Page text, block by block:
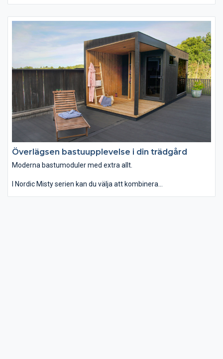
Överlägsen bastuupplevelse i din trädgård
Moderna bastumoduler med extra allt.
I Nordic Misty serien kan du välja att kombinera